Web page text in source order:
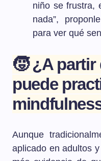
niño se frustra,
nada”,
para ver qué
🧒 ¿A partir
puede
Aunque
aplicado en adultos